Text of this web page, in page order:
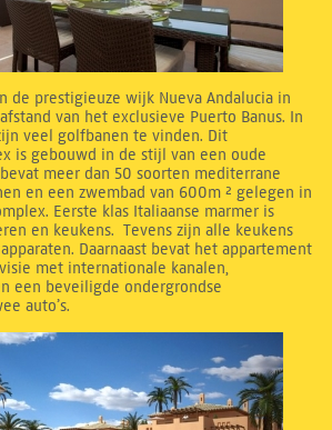
de prestigieuze wijk Nueva Andalucia in
van het exclusieve Puerto Banus. In
veel golfbanen te vinden. Dit
is gebouwd in de stijl van een oude
meer dan 50 soorten mediterrane
en een zwembad van 600m ² gelegen in
Eerste klas Italiaanse marmer is
en keukens. Tevens zijn alle keukens
Daarnaast bevat het appartement
met internationale kanalen,
een beveiligde ondergrondse
auto’s.